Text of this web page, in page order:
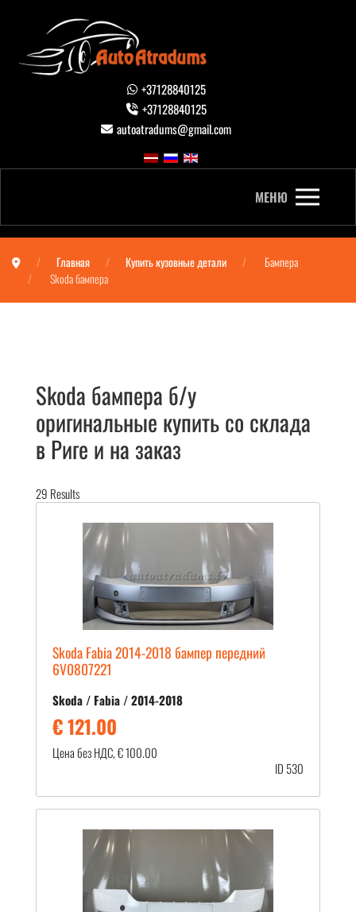
+37128840125
+37128840125
autoatradums@gmail.com
МЕНЮ
Главная Купить кузовные детали
Бампера
Skoda бампера
Skoda бампера б/у
оригинальные купить со склада
в Риге и на заказ
29 Results
Skoda Fabia 2014-2018 бампер передний
6V0807221
Skoda / Fabia / 2014-2018
€ 121.00
Цена без НДС, € 100.00
ID 530